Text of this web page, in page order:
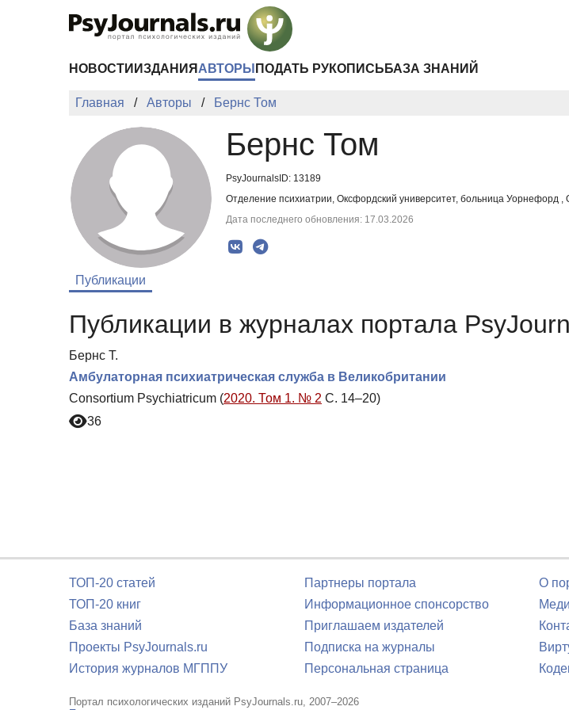
НОВОСТИ ИЗДАНИЯ АВТОРЫ ПОДАТЬ РУКОПИСЬ БАЗА ЗНАНИЙ
Главная Авторы Бернс Том
Бернс Том
PsyJournalsID: 13189
Отделение психиатрии, Оксфордский университет, больница Уорнефорд
Дата последнего обновления: 17.03.2026
Публикации
Публикации в журналах портала
Бернс Т.
Амбулаторная психиатрическая служба в Великобритании
Consortium Psychiatricum (2020. Том 1. № 2 С. 14–20)
36
ТОП-20 статей
ТОП-20 книг
База знаний
Проекты PsyJournals.ru
История журналов МГППУ
Партнеры портала
Информационное спонсорство
Приглашаем издателей
Подписка на журналы
Персональная страница
О
Портал психологических изданий PsyJournals.ru, 2007–2026